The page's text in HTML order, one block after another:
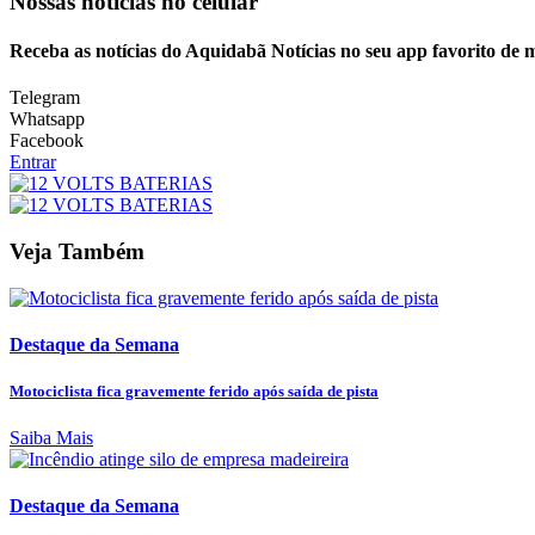
Receba as notícias do Aquidabã Notícias no seu app favorito de
Telegram
Whatsapp
Facebook
Entrar
Veja Também
Destaque da Semana
Motociclista fica gravemente ferido após saída de pista
Saiba Mais
Destaque da Semana